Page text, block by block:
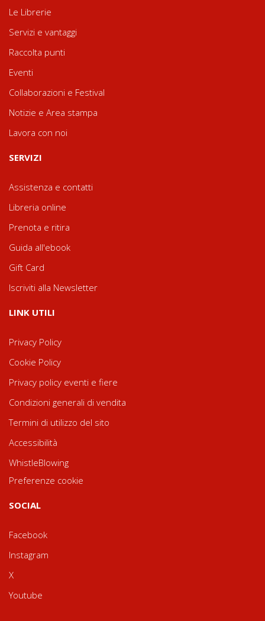
Le Librerie
Servizi e vantaggi
Raccolta punti
Eventi
Collaborazioni e Festival
Notizie e Area stampa
Lavora con noi
SERVIZI
Assistenza e contatti
Libreria online
Prenota e ritira
Guida all'ebook
Gift Card
Iscriviti alla Newsletter
LINK UTILI
Privacy Policy
Cookie Policy
Privacy policy eventi e fiere
Condizioni generali di vendita
Termini di utilizzo del sito
Accessibilità
WhistleBlowing
Preferenze cookie
SOCIAL
Facebook
Instagram
X
Youtube